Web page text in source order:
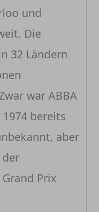
und
Die
32 Ländern
war ABBA
bereits
aber
Prix